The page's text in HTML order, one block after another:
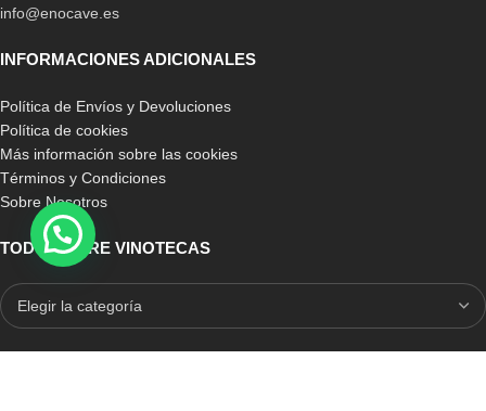
info@enocave.es
INFORMACIONES ADICIONALES
Política de Envíos y Devoluciones
Política de cookies
Más información sobre las cookies
Términos y Condiciones
Sobre Nosotros
TODO SOBRE VINOTECAS